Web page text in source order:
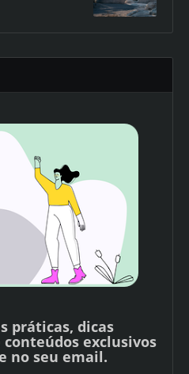
práticas, dicas
exclusivos
no seu email.